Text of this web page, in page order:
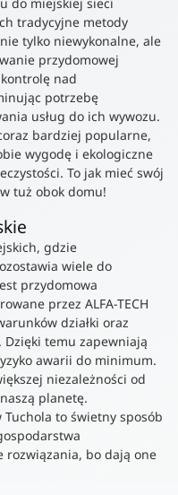
tradycyjne metody
tylko niewykonalne, ale
przydomowej
nad
potrzebę
usług do ich wywozu.
bardziej popularne,
wygodę i ekologiczne
To jak mieć swój
tuż obok domu!
gdzie
wiele do
przydomowa
przez ALFA-TECH
działki oraz
Dzięki temu zapewniają
awarii do minimum.
niezależności od
planetę.
Tuchola to świetny sposób
rozwiązania, bo dają one